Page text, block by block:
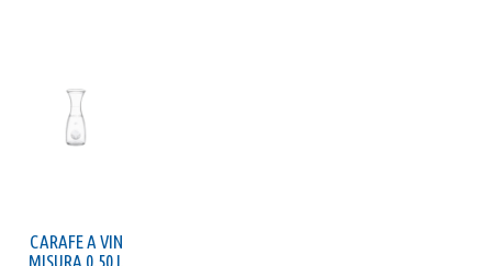
CARAFE A VIN
MISURA 0,50 L